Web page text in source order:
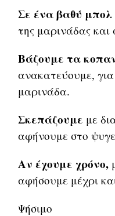
Σε ένα βαθύ μπολ
της μαρινάδας
Βάζουμε τα
ανακατεύουμε,
μαρινάδα.
Σκεπάζουμε με
αφήνουμε στο
Αν έχουμε χρόνο,
αφήσουμε μέχρι
Ψήσιμο